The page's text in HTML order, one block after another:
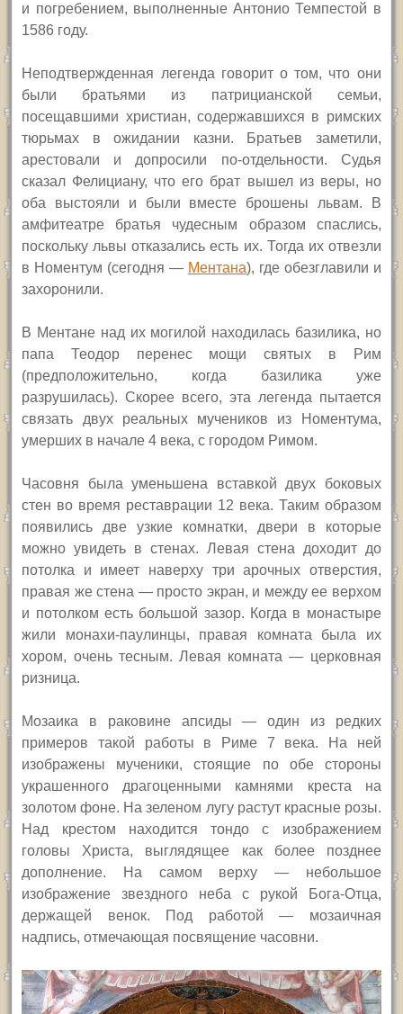
и погребением, выполненные Антонио Темпестой в
1586 году.
Неподтвержденная легенда говорит о том, что они
были братьями из патрицианской семьи,
посещавшими христиан, содержавшихся в римских
тюрьмах в ожидании казни. Братьев заметили,
арестовали и допросили по-отдельности. Судья
сказал Фелициану, что его брат вышел из веры, но
оба выстояли и были вместе брошены львам. В
амфитеатре братья чудесным образом спаслись,
поскольку львы отказались есть их. Тогда их отвезли
в Номентум (сегодня — Ментана), где обезглавили и
захоронили.
В Ментане над их могилой находилась базилика, но
папа Теодор перенес мощи святых в Рим
(предположительно, когда базилика уже
разрушилась). Скорее всего, эта легенда пытается
связать двух реальных мучеников из Номентума,
умерших в начале 4 века, с городом Римом.
Часовня была уменьшена вставкой двух боковых
стен во время реставрации 12 века. Таким образом
появились две узкие комнатки, двери в которые
можно увидеть в стенах. Левая стена доходит до
потолка и имеет наверху три арочных отверстия,
правая же стена — просто экран, и между ее верхом
и потолком есть большой зазор. Когда в монастыре
жили монахи-паулинцы, правая комната была их
хором, очень тесным. Левая комната — церковная
ризница.
Мозаика в раковине апсиды — один из редких
примеров такой работы в Риме 7 века. На ней
изображены мученики, стоящие по обе стороны
украшенного драгоценными камнями креста на
золотом фоне. На зеленом лугу растут красные розы.
Над крестом находится тондо с изображением
головы Христа, выглядящее как более позднее
дополнение. На самом верху — небольшое
изображение звездного неба с рукой Бога-Отца,
держащей венок. Под работой — мозаичная
надпись, отмечающая посвящение часовни.